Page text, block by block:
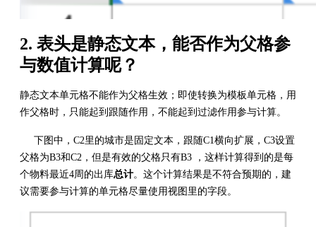
2. 表头是静态文本，能否作为父格参
与数值计算呢？
静态文本单元格不能作为父格生效；即使转换为模板单元格，用
作父格时，只能起到跟随作用，不能起到过滤作用参与计算。
下图中，C2里的城市是固定文本，跟随C1横向扩展，C3设置
父格为B3和C2，但是有效的父格只有B3 ，这样计算得到的是每
个物料最近4周的出库总计。这个计算结果是不符合预期的，建
议需要参与计算的单元格尽量使用视图里的字段。